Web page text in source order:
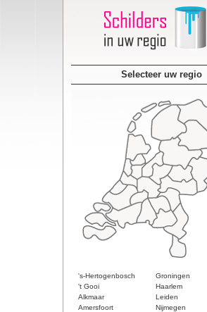
Selecteer uw regio
's-Hertogenbosch
Groningen
't Gooi
Haarlem
Alkmaar
Leiden
Amersfoort
Nijmegen